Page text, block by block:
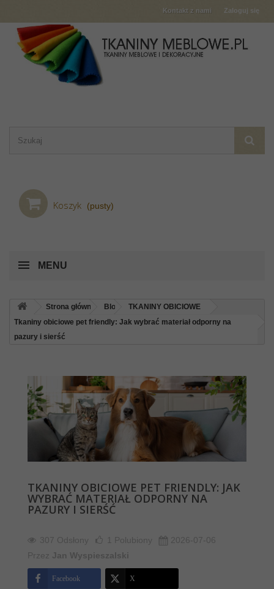
Zaloguj się
Kontakt z nami
Koszyk (pusty)
MENU
Strona główna Blog
TKANINY OBICIOWE
Tkaniny obiciowe pet friendly: Jak wybrać materiał odporny na
pazury i sierść
TKANINY OBICIOWE PET FRIENDLY: JAK
WYBRAĆ MATERIAŁ ODPORNY NA
PAZURY I SIERŚĆ
307 Odsłony 1 Polubiony
2026-07-06
Przez Jan Wyspieszalski
Facebook X